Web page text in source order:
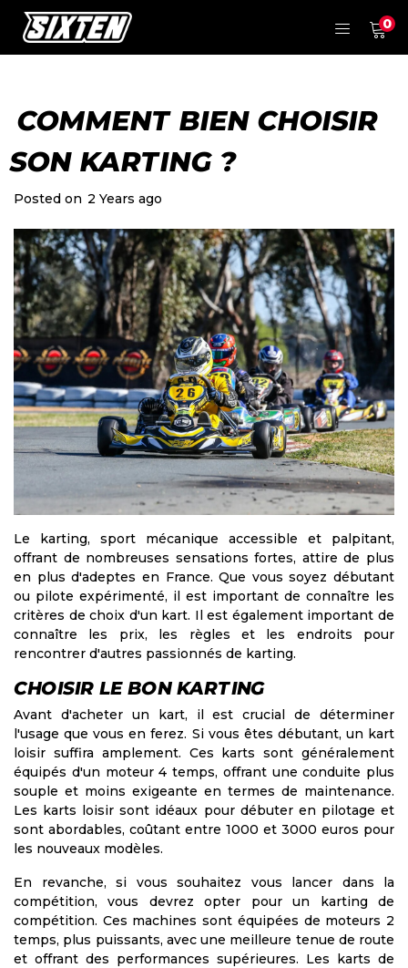
0
COMMENT BIEN CHOISIR
SON KARTING ?
Posted on 2 Years ago
Le karting, sport mécanique accessible et palpitant,
offrant de nombreuses sensations fortes, attire de plus
en plus d'adeptes en France. Que vous soyez débutant
ou pilote expérimenté, il est important de connaître les
critères de choix d'un kart. Il est également important de
connaître les prix, les règles et les endroits pour
rencontrer d'autres passionnés de karting.
CHOISIR LE BON KARTING
Avant d'acheter un kart, il est crucial de déterminer
l'usage que vous en ferez. Si vous êtes débutant, un kart
loisir suffira amplement. Ces karts sont généralement
équipés d'un moteur 4 temps, offrant une conduite plus
souple et moins exigeante en termes de maintenance.
Les karts loisir sont idéaux pour débuter en pilotage et
sont abordables, coûtant entre 1000 et 3000 euros pour
les nouveaux modèles.
En revanche, si vous souhaitez vous lancer dans la
compétition, vous devrez opter pour un karting de
compétition. Ces machines sont équipées de moteurs 2
temps, plus puissants, avec une meilleure tenue de route
et offrant des performances supérieures. Les karts de